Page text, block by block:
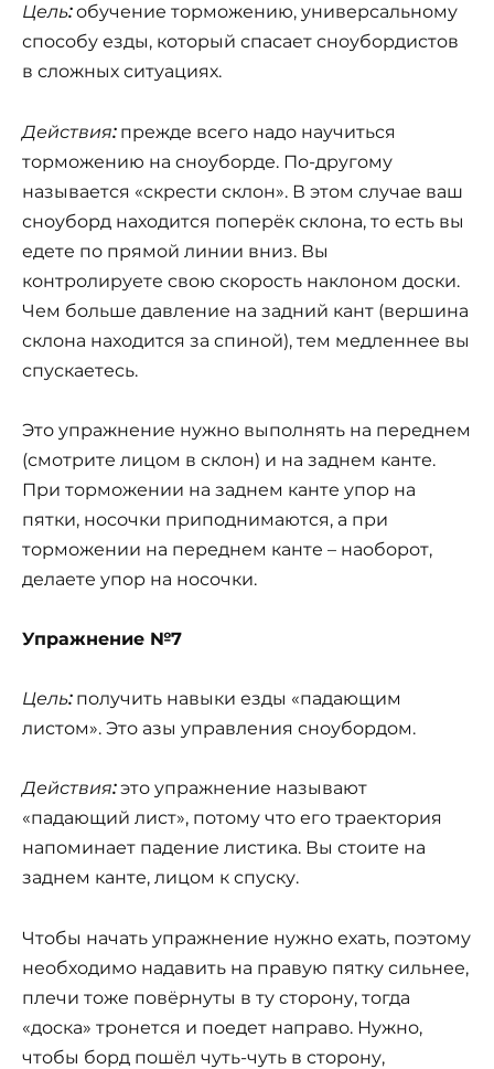
Цель: обучение торможению, универсальному
способу езды, который спасает сноубордистов
в сложных ситуациях.
Действия: прежде всего надо научиться
торможению на сноуборде. По-другому
называется «скрести склон». В этом случае ваш
сноуборд находится поперёк склона, то есть вы
едете по прямой линии вниз. Вы
контролируете свою скорость наклоном доски.
Чем больше давление на задний кант (вершина
склона находится за спиной), тем медленнее вы
спускаетесь.
Это упражнение нужно выполнять на переднем
(смотрите лицом в склон) и на заднем канте.
При торможении на заднем канте упор на
пятки, носочки приподнимаются, а при
торможении на переднем канте – наоборот,
делаете упор на носочки.
Упражнение №7
Цель:получить навыки езды «падающим
листом». Это азы управления сноубордом.
Действия: это упражнение называют
«падающий лист», потому что его траектория
напоминает падение листика. Вы стоите на
заднем канте, лицом к спуску.
Чтобы начать упражнение нужно ехать, поэтому
необходимо надавить на правую пятку сильнее,
плечи тоже повёрнуты в ту сторону, тогда
«доска» тронется и поедет направо. Нужно,
чтобы борд пошёл чуть-чуть в сторону,